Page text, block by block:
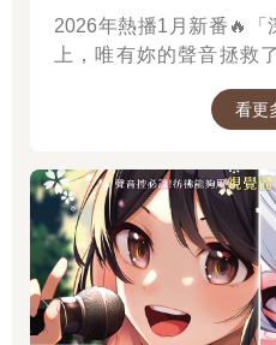
2026年熱播1月新番🔥「
上，唯有妳的聲音拯救
尋找一個長相成謎、本
看更